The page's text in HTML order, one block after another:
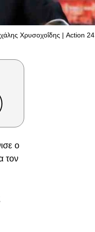
Χρυσοχοΐδης | Action 24
ο
τον